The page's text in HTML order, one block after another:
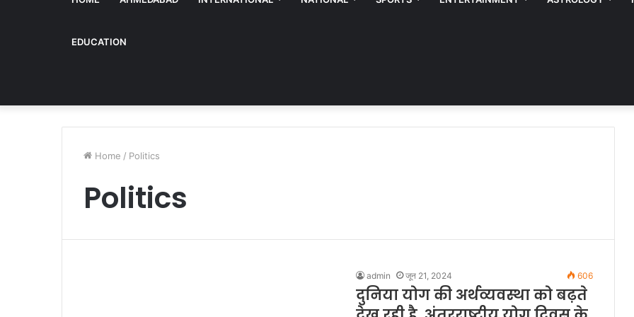
EDUCATION
Home / Politics
Politics
admin जून 21, 2024 606
दुनिया योग की अर्थव्यवस्था को बढ़ते